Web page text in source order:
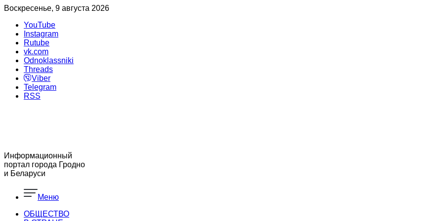
Воскресенье, 9 августа 2026
YouTube
Instagram
Rutube
vk.com
Odnoklassniki
Threads
Viber
Telegram
RSS
Информационный
портал города Гродно
и Беларуси
Меню
ОБЩЕСТВО